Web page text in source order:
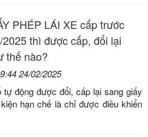
PHÉP LÁI XE cấp trước
2025 thì được cấp, đổi lại
thế nào?
24/02/2025
động được đổi, cấp lại sang giấy
hạn chế là chỉ được điều khiển